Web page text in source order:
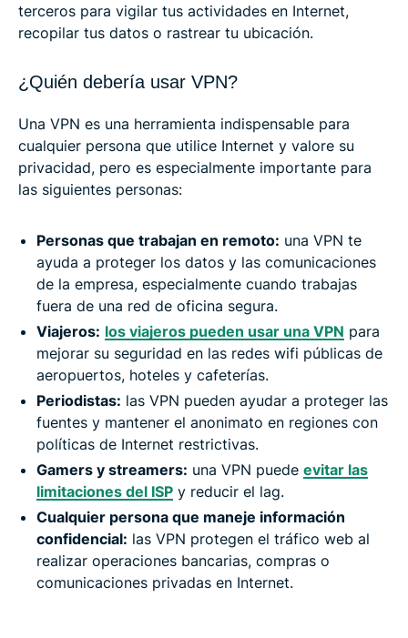
terceros para vigilar tus actividades en Internet,
recopilar tus datos o rastrear tu ubicación.
¿Quién debería usar VPN?
Una VPN es una herramienta indispensable para
cualquier persona que utilice Internet y valore su
privacidad, pero es especialmente importante para
las siguientes personas:
Personas que trabajan en remoto: una VPN te
ayuda a proteger los datos y las comunicaciones
de la empresa, especialmente cuando trabajas
fuera de una red de oficina segura.
Viajeros: los viajeros pueden usar una VPN para
mejorar su seguridad en las redes wifi públicas de
aeropuertos, hoteles y cafeterías.
Periodistas: las VPN pueden ayudar a proteger las
fuentes y mantener el anonimato en regiones con
políticas de Internet restrictivas.
Gamers y streamers: una VPN puede evitar las
limitaciones del ISP y reducir el lag.
Cualquier persona que maneje información
confidencial: las VPN protegen el tráfico web al
realizar operaciones bancarias, compras o
comunicaciones privadas en Internet.